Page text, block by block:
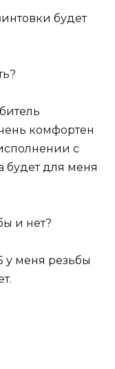
будет
комфортен
с
будет для меня
и нет?
у меня резьбы